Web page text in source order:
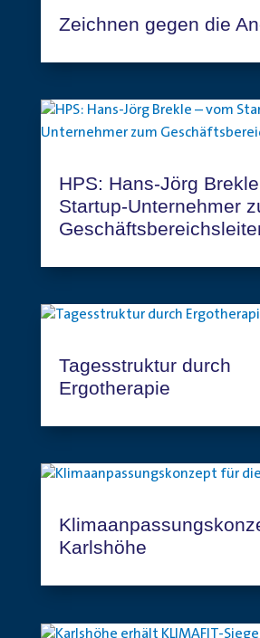
Zeichnen gegen die
HPS: Hans-Jörg
Startup-Unternehmer
Tagesstruktur durch
Ergotherapie
Karlshöhe